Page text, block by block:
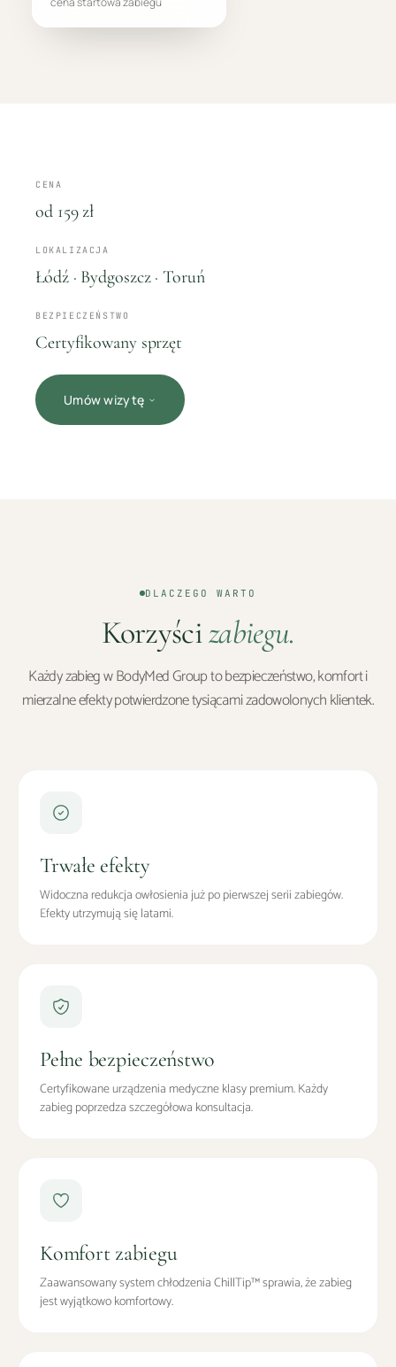
CENA
od 159 zł
LOKALIZACJA
Łódź · Bydgoszcz · Toruń
BEZPIECZEŃSTWO
Certyfikowany sprzęt
Umów wizytę
DLACZEGO WARTO
Korzyścizabiegu.
Każdy zabieg w BodyMed Group to bezpieczeństwo, komfort i
mierzalne efekty potwierdzone tysiącami zadowolonych klientek.
Trwałe efekty
Widoczna redukcja owłosienia już po pierwszej serii zabiegów.
Efekty utrzymują się latami.
Pełne bezpieczeństwo
Certyfikowane urządzenia medyczne klasy premium. Każdy
zabieg poprzedza szczegółowa konsultacja.
Komfort zabiegu
Zaawansowany system chłodzenia ChillTip™ sprawia, że zabieg
jest wyjątkowo komfortowy.